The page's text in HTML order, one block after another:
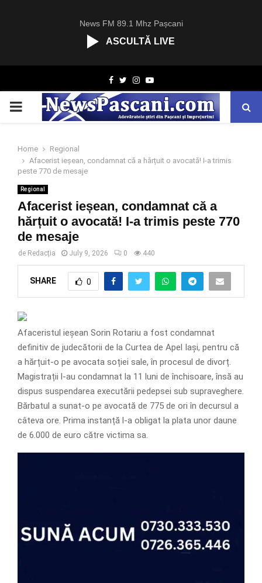
News FM 89.1 Mhz Pașcani
ASCULTĂ LIVE
Facebook
TwitterInstagram
Youtube
PRIMARY
Home
Regional
Afacerist ieșean, condamnat că a hărțuit o avocată! I-a trimis
peste 770 de mesaje
Regional
Afacerist ieșean, condamnat că a
hărțuit o avocată! I-a trimis peste 770
de mesaje
de Redacția July 9, 2026 0 440
SHARE 0
Afaceristul ieșean Sorin Rotariu a fost condamnat
definitiv de judecătorii de la Curtea de Apel Iași, pentru că
a hărțuit-o pe avocata soției sale, în procesul de divorț.
Magistrații l-au condamnat la 11 luni de închisoare, însă au
dispus suspendarea executării pedepsei sub supraveghere.
Bărbatul a sunat-o pe avocată de 775 de ori în decursul a
câteva ore. Prima instanță l-a obligat la plata unor daune
de 6.000 de euro către victima sa.